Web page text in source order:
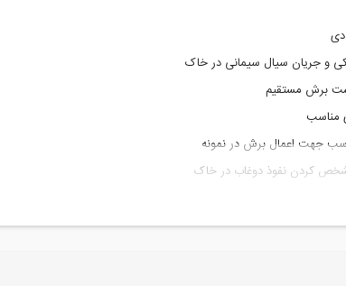
و جریان سیال سیمانی در خاک
برش مستقیم
مناسب
جهت اعمال برش در نمونه
کردن نفوذ دوغاب در خاک
جهت بررسی میزان افزایش مقاومت برشی خاک
کرنش ها در حالت بدون تزریق و با تزریق سیمان در مقابل نیروی برشی